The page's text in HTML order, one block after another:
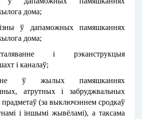
дома;
ў дапаможных памяшканнях
дома;
і рэканструкцыя
і каналаў;
ў жылых памяшканнях
атрутных і забруджвальных
прадметаў (за выключэннем сродкаў
і іншымі жывёламі), а таксама